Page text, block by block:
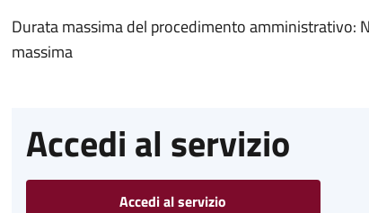
Durata massima del procedimento amministrativo:
massima
Accedi al servizio
Accedi al servizio